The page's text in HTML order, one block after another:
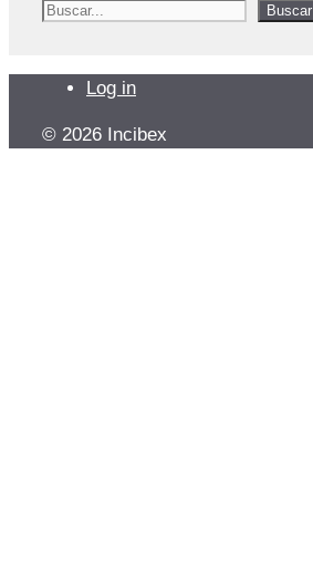
Buscar Buscar
Log in
© 2026 Incibex